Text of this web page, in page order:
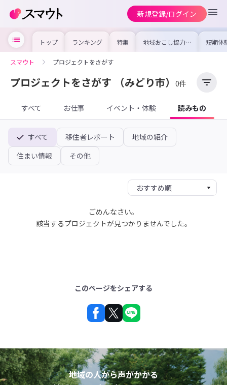
新規登録/ログイン
トップ ランキング 特集 地域おこし協力隊
の求人やイベント
を集めました！仕
けよう
短期体
り〜数
域を知
スマウト プロジェクトをさがす
プロジェクトをさがす （みどり市） 0件
すべて お仕事 イベント・体験 読みもの
すべて 移住者レポート
地域の紹介
住まい情報
その他
ごめんなさい。
該当するプロジェクトが見つかりませんでした。
このページをシェアする
地域の人から声がかかる